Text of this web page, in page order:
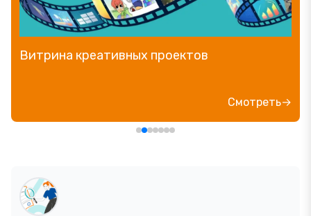
Витрина креативных проектов
Смотреть→